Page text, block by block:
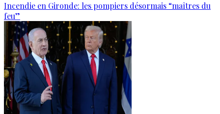
Incendie en Gironde: les pompiers désormais “maîtres du
feu”